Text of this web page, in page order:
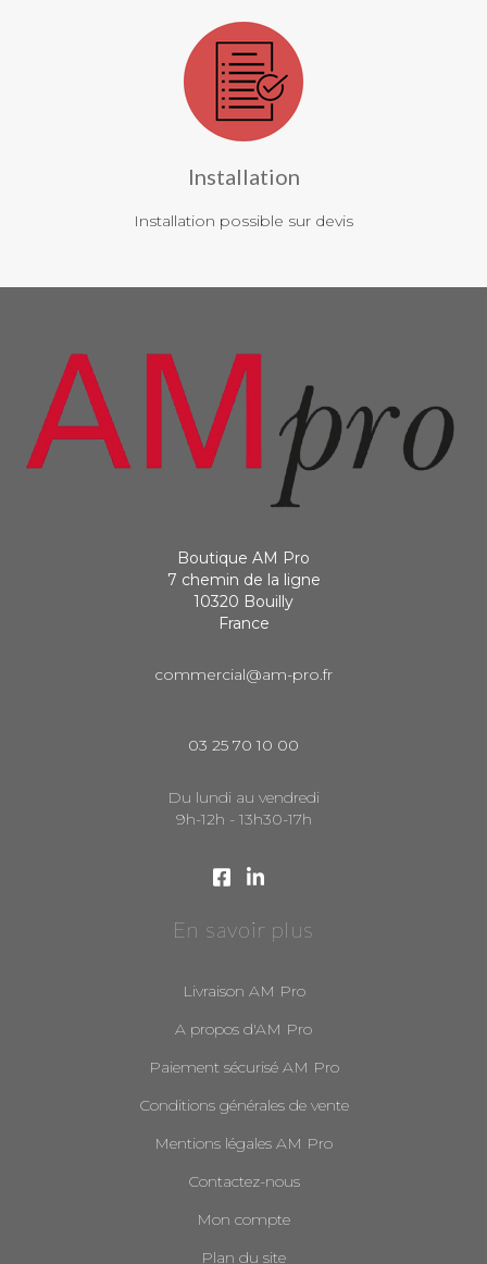
Installation
Installation possible sur devis
Boutique AM Pro
7 chemin de la ligne
10320 Bouilly
France
commercial@am-pro.fr
03 25 70 10 00
Du lundi au vendredi
9h-12h - 13h30-17h
En savoir plus
Livraison AM Pro
A propos d'AM Pro
Paiement sécurisé AM Pro
Conditions générales de vente
Mentions légales AM Pro
Contactez-nous
Mon compte
Plan du site